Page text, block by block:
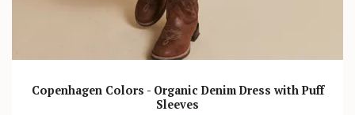
Copenhagen Colors - Organic Denim Dress with Puff
Sleeves